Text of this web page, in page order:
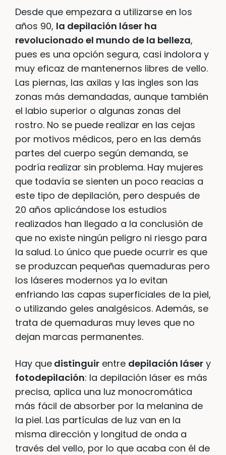
Desde que empezara a utilizarse en los
años 90, la depilación láser ha
revolucionado el mundo de la belleza,
pues es una opción segura, casi indolora y
muy eficaz de mantenernos libres de vello.
Las piernas, las axilas y las ingles son las
zonas más demandadas, aunque también
el labio superior o algunas zonas del
rostro. No se puede realizar en las cejas
por motivos médicos, pero en las demás
partes del cuerpo según demanda, se
podría realizar sin problema. Hay mujeres
que todavía se sienten un poco reacias a
este tipo de depilación, pero después de
20 años aplicándose los estudios
realizados han llegado a la conclusión de
que no existe ningún peligro ni riesgo para
la salud. Lo único que puede ocurrir es que
se produzcan pequeñas quemaduras pero
los láseres modernos ya lo evitan
enfriando las capas superficiales de la piel,
o utilizando geles analgésicos. Además, se
trata de quemaduras muy leves que no
dejan marcas permanentes.
Hay que distinguir entre depilación láser y
fotodepilación: la depilación láser es más
precisa, aplica una luz monocromática
más fácil de absorber por la melanina de
la piel. Las partículas de luz van en la
misma dirección y longitud de onda a
través del vello, por lo que acaba con él de